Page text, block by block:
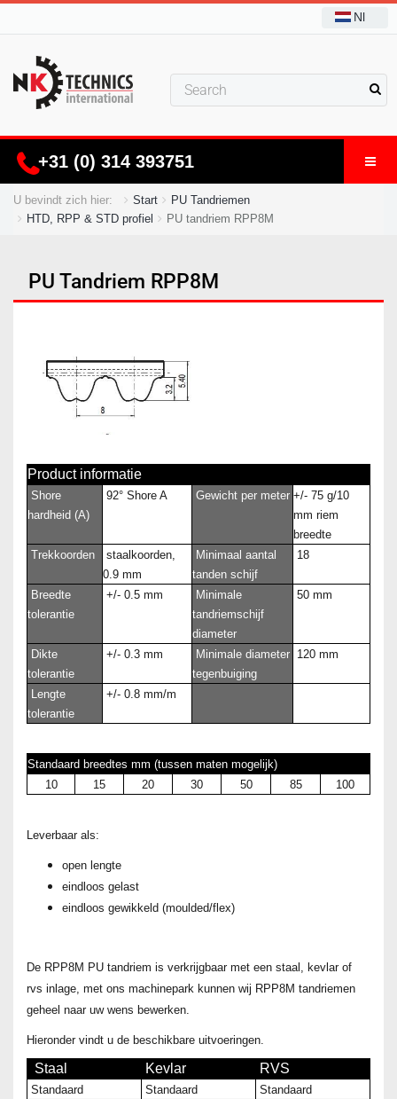
Nl
+31 (0) 314 393751
U bevindt zich hier: Start
PU Tandriemen
HTD, RPP & STD profiel
PU tandriem RPP8M
PU Tandriem RPP8M
Product informatie
Shore
hardheid (A)
92° Shore A Gewicht per meter +/- 75 g/10
mm riem
breedte
Trekkoorden
staalkoorden,
0.9 mm
Minimaal aantal
tanden schijf
18
Breedte
tolerantie
+/- 0.5 mm
Minimale
tandriemschijf
diameter
50 mm
Dikte
tolerantie
+/- 0.3 mm
Minimale diameter
tegenbuiging
120 mm
Lengte
tolerantie
+/- 0.8 mm/m
Standaard breedtes mm (tussen maten mogelijk)
10
15 20 30 50 85 100
Leverbaar als:
open lengte
eindloos gelast
eindloos gewikkeld (moulded/flex)
De RPP8M PU tandriem is verkrijgbaar met een staal, kevlar of
rvs inlage, met ons machinepark kunnen wij RPP8M tandriemen
geheel naar uw wens bewerken.
Hieronder vindt u de beschikbare uitvoeringen.
Staal Kevlar RVS
Standaard Standaard
Standaard